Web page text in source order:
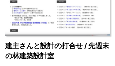
建主さんと設計の打合せ / 先週末
の林建築設計室